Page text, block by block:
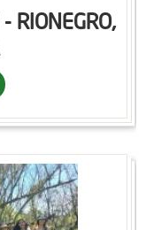
RIONEGRO,